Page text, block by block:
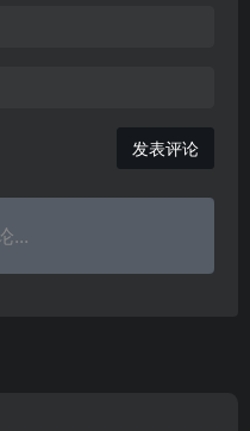
发表评论
...